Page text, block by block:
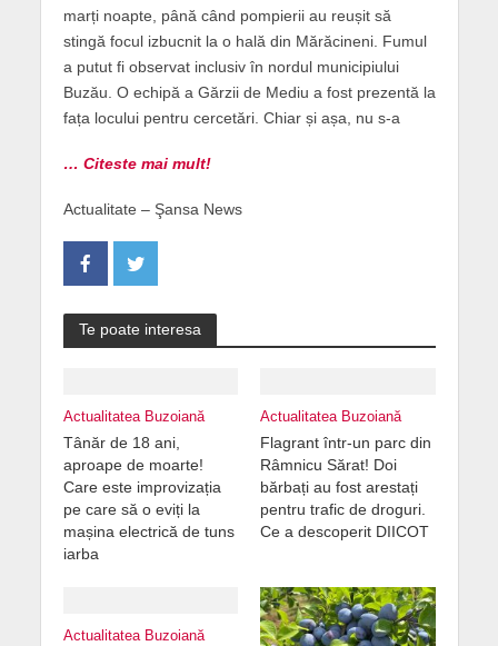
marți noapte, până când pompierii au reușit să
stingă focul izbucnit la o hală din Mărăcineni. Fumul
a putut fi observat inclusiv în nordul municipiului
Buzău. O echipă a Gărzii de Mediu a fost prezentă la
fața locului pentru cercetări. Chiar și așa, nu s-a
… Citeste mai mult!
Actualitate – Şansa News
Te poate interesa
Actualitatea Buzoiană
Tânăr de 18 ani,
aproape de moarte!
Care este improvizația
pe care să o eviți la
mașina electrică de tuns
iarba
Actualitatea Buzoiană
Flagrant într-un parc din
Râmnicu Sărat! Doi
bărbați au fost arestați
pentru trafic de droguri.
Ce a descoperit DIICOT
Actualitatea Buzoiană